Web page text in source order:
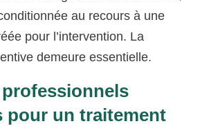
au recours à une
pour l’intervention. La
demeure essentielle.
professionnels
pour un traitement